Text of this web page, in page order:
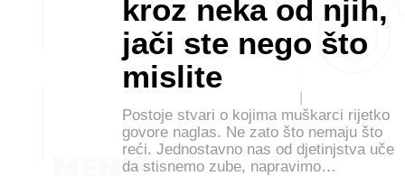
kroz neka od njih,
jači ste nego što
mislite
Postoje stvari o kojima muškarci rijetko
govore naglas. Ne zato što nemaju što
reći. Jednostavno nas od djetinjstva uče
da stisnemo zube, napravimo…